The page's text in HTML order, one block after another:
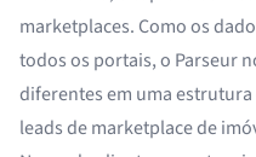
marketplaces. Como os
todos os portais, o Parseur
diferentes em uma
leads de marketplace de